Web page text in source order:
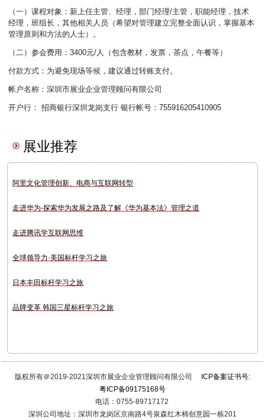
（一）课程对象：新上任主管、经理，部门经理/主管，职能经理，技术
经理，班组长，其他相关人员（希望对管理建立完整全面认识，掌握基本
管理原则和方法的人士）。
（二）参会费用：3400元/人（包含教材，发票，茶点，午餐等）
付款方式：为避免现场等候，建议通过转账支付。
帐户名称：深圳市展业企业管理顾问有限公司
开户行： 招商银行深圳龙岗支行 银行帐号：755916205410905
展业推荐
阿里文化管理创新、电商与互联网转型
走进华为-探索华为发展之路及了解《华为基本法》管理之道
走进腾讯学互联网思维
全球领导力·美国标杆学习之旅
日本丰田标杆学习之旅
品牌变革 韩国三星标杆学习之旅
版权所有＠2019-2021深圳市展业企业管理顾问有限公司
ICP备案证书号:
粤ICP备09175168号
电话：0755-89717172
深圳公司地址：深圳市龙岗区京南路4号泉森红木棉创意园一栋201